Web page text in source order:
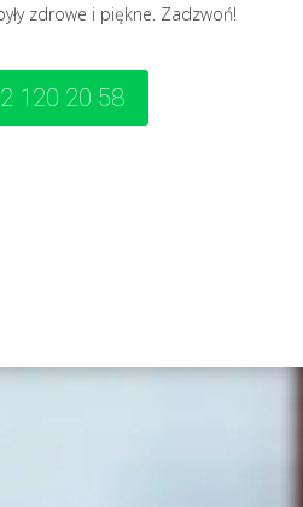
zdrowe i piękne. Zadzwoń!
120 20 58